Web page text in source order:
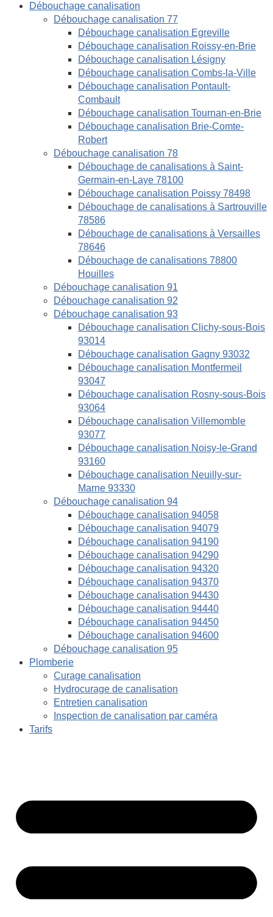
Débouchage canalisation
Débouchage canalisation 77
Débouchage canalisation Egreville
Débouchage canalisation Roissy-en-Brie
Débouchage canalisation Lésigny
Débouchage canalisation Combs-la-Ville
Débouchage canalisation Pontault-
Combault
Débouchage canalisation Tournan-en-Brie
Débouchage canalisation Brie-Comte-
Robert
Débouchage canalisation 78
Débouchage de canalisations à Saint-
Germain-en-Laye 78100
Débouchage canalisation Poissy 78498
Débouchage de canalisations à Sartrouville
78586
Débouchage de canalisations à Versailles
78646
Débouchage de canalisations 78800
Houilles
Débouchage canalisation 91
Débouchage canalisation 92
Débouchage canalisation 93
Débouchage canalisation Clichy-sous-Bois
93014
Débouchage canalisation Gagny 93032
Débouchage canalisation Montfermeil
93047
Débouchage canalisation Rosny-sous-Bois
93064
Débouchage canalisation Villemomble
93077
Débouchage canalisation Noisy-le-Grand
93160
Débouchage canalisation Neuilly-sur-
Marne 93330
Débouchage canalisation 94
Débouchage canalisation 94058
Débouchage canalisation 94079
Débouchage canalisation 94190
Débouchage canalisation 94290
Débouchage canalisation 94320
Débouchage canalisation 94370
Débouchage canalisation 94430
Débouchage canalisation 94440
Débouchage canalisation 94450
Débouchage canalisation 94600
Débouchage canalisation 95
Plomberie
Curage canalisation
Hydrocurage de canalisation
Entretien canalisation
Inspection de canalisation par caméra
Tarifs